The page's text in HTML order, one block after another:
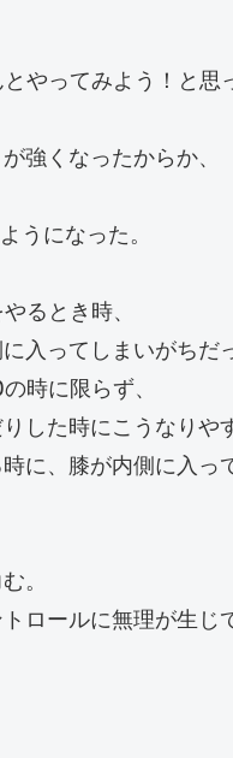
やってみよう！と思
強くなったからか、
うになった。
るとき時、
入ってしまいがちだ
時に限らず、
した時にこうなりや
に、膝が内側に入っ
。
ロールに無理が生じ